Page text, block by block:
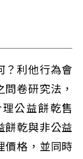
？利他行為會
卷研究法，
公益餅乾售
餅乾與非公益
價格，並同時